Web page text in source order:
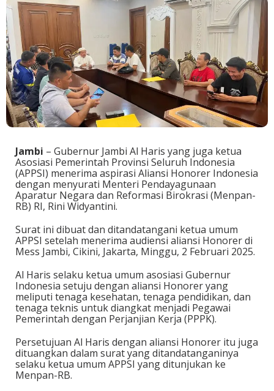
Jambi – Gubernur Jambi Al Haris yang juga ketua
Asosiasi Pemerintah Provinsi Seluruh Indonesia
(APPSI) menerima aspirasi Aliansi Honorer Indonesia
dengan menyurati Menteri Pendayagunaan
Aparatur Negara dan Reformasi Birokrasi (Menpan-
RB) RI, Rini Widyantini.
Surat ini dibuat dan ditandatangani ketua umum
APPSI setelah menerima audiensi aliansi Honorer di
Mess Jambi, Cikini, Jakarta, Minggu, 2 Februari 2025.
Al Haris selaku ketua umum asosiasi Gubernur
Indonesia setuju dengan aliansi Honorer yang
meliputi tenaga kesehatan, tenaga pendidikan, dan
tenaga teknis untuk diangkat menjadi Pegawai
Pemerintah dengan Perjanjian Kerja (PPPK).
Persetujuan Al Haris dengan aliansi Honorer itu juga
dituangkan dalam surat yang ditandatanganinya
selaku ketua umum APPSI yang ditunjukan ke
Menpan-RB.